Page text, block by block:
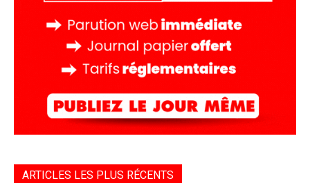
ARTICLES LES PLUS RÉCENTS